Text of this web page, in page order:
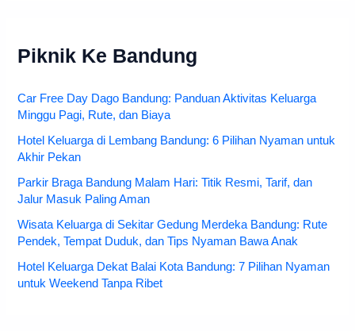
Piknik Ke Bandung
Car Free Day Dago Bandung: Panduan Aktivitas Keluarga
Minggu Pagi, Rute, dan Biaya
Hotel Keluarga di Lembang Bandung: 6 Pilihan Nyaman untuk
Akhir Pekan
Parkir Braga Bandung Malam Hari: Titik Resmi, Tarif, dan
Jalur Masuk Paling Aman
Wisata Keluarga di Sekitar Gedung Merdeka Bandung: Rute
Pendek, Tempat Duduk, dan Tips Nyaman Bawa Anak
Hotel Keluarga Dekat Balai Kota Bandung: 7 Pilihan Nyaman
untuk Weekend Tanpa Ribet